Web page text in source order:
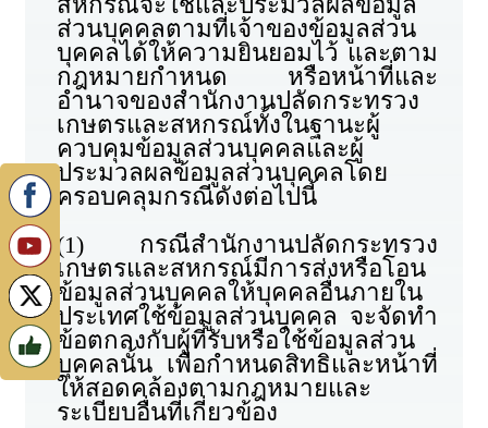
ส่วนบุคคลตามที่เจ้าของข้อมูลส่วน
บุคคลได้ให้ความยินยอมไว้ และตาม
กฎหมายกำหนด หรือหน้าที่และ
อำนาจของสำนักงานปลัดกระทรวง
เกษตรและสหกรณ์ทั้งในฐานะผู้
ควบคุมข้อมูลส่วนบุคคลและผู้
ประมวลผลข้อมูลส่วนบุคคลโดย
ครอบคลุมกรณีดังต่อไปนี้
(1) กรณีสำนักงานปลัดกระทรวง
เกษตรและสหกรณ์มีการส่งหรือโอน
ข้อมูลส่วนบุคคลให้บุคคลอื่นภายใน
ประเทศใช้ข้อมูลส่วนบุคคล จะจัดทำ
ข้อตกลงกับผู้ที่รับหรือใช้ข้อมูลส่วน
บุคคลนั้น เพื่อกำหนดสิทธิและหน้าที่
ให้สอดคล้องตามกฎหมายและ
ระเบียบอื่นที่เกี่ยวข้อง